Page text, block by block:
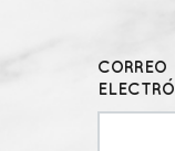
CORREO